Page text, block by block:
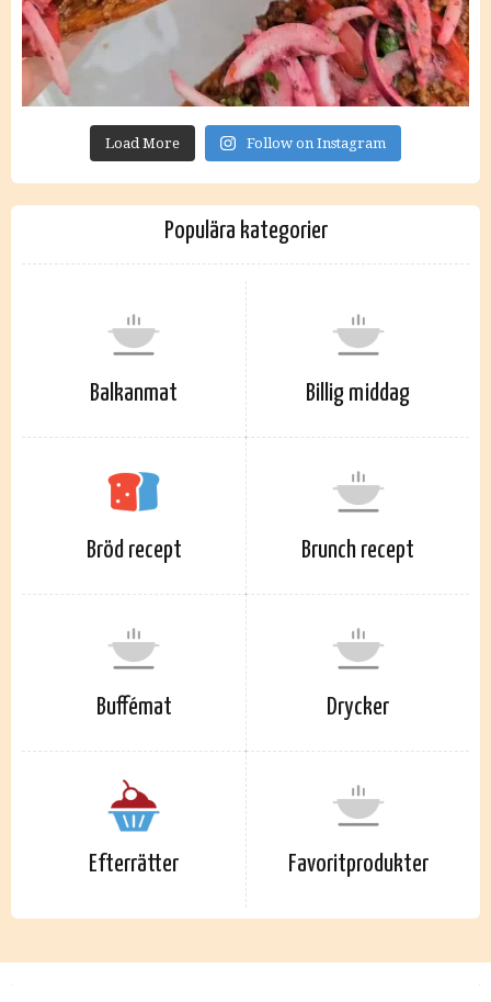
Load More Follow on Instagram
Populära kategorier
Balkanmat Billig middag
Bröd recept Brunch recept
Buffémat Drycker
Efterrätter Favoritprodukter